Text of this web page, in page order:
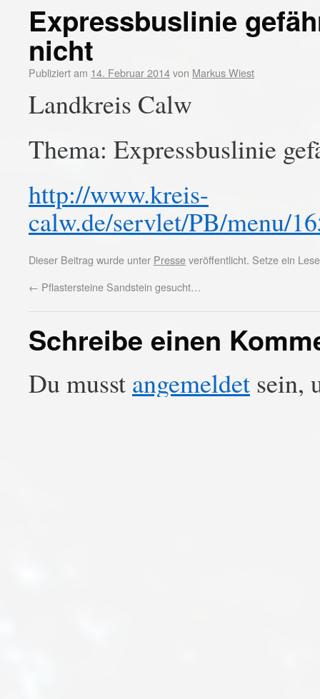
Expressbuslinie
nicht
Publiziert am 14. Februar 2014von Markus Wiest
Landkreis Calw
Thema: Expressbuslinie
http://www.kreis-
calw.de/servlet/PB/menu/
Dieser Beitrag wurde unter Presseveröffentlicht. Setze ein
← Pflastersteine Sandstein gesucht…
Schreibe einen
Du musst angemeldet sein,